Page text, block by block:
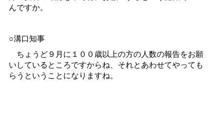
んですか。
○溝口知事
ちょうど９月に１００歳以上の方の人数の報告をお願
いしているところですからね、それとあわせてやっても
らうということになりますね。